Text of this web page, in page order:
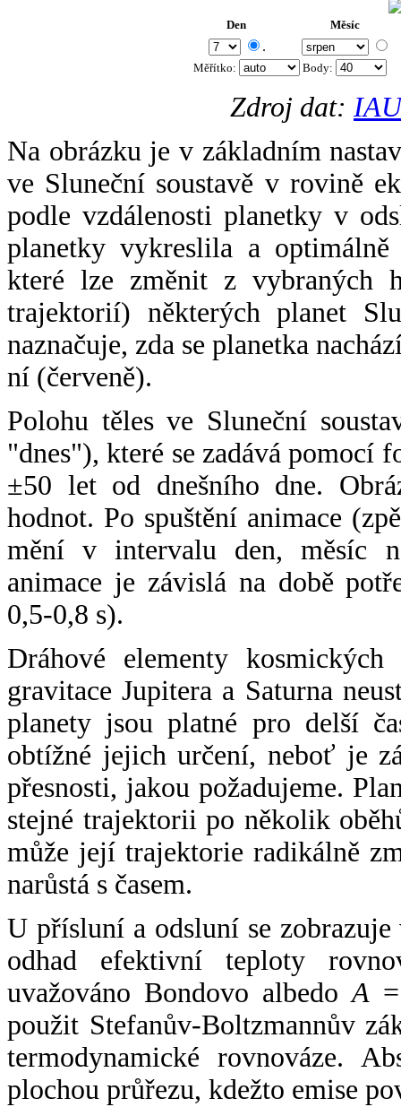
Den Měsíc
.
Měřítko: Body:
Zdroj dat:
Na obrázku je v základním
ve Sluneční soustavě v rovině
podle vzdálenosti planetky v
planetky vykreslila a
které lze změnit z vybraných
trajektorií) některých planet
naznačuje, zda se planetka
ní (červeně).
Polohu těles ve Sluneční
"dnes"), které se zadává pomocí
±50 let od dnešního dne.
hodnot. Po spuštění animace
mění v intervalu den, měsíc
animace je závislá na době
0,5-0,8 s).
Dráhové elementy
gravitace Jupitera a Saturna
planety jsou platné pro delší
obtížné jejich určení, neboť je
přesnosti, jakou požadujeme.
stejné trajektorii po několik
může její trajektorie radikálně
narůstá s časem.
U přísluní a odsluní se
odhad efektivní teploty
uvažováno Bondovo albedoA
použit Stefanův-Boltzmannův
termodynamické rovnováze.
plochou průřezu, kdežto emise